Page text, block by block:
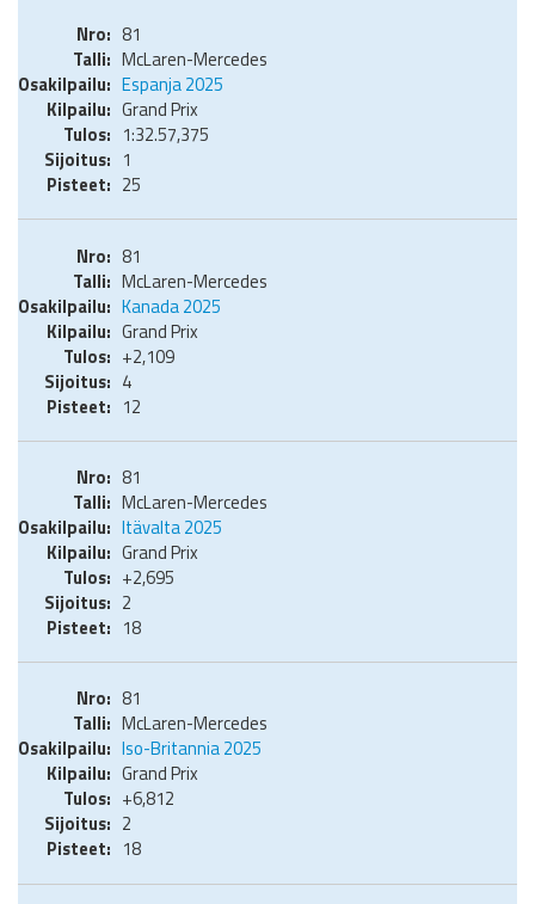
81
McLaren-Mercedes
Espanja 2025
Grand Prix
1:32.57,375
1
25
81
McLaren-Mercedes
Kanada 2025
Grand Prix
+2,109
4
12
81
McLaren-Mercedes
Itävalta 2025
Grand Prix
+2,695
2
18
81
McLaren-Mercedes
Iso-Britannia 2025
Grand Prix
+6,812
2
18